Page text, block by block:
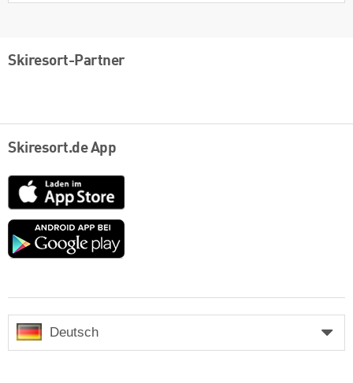
Skiresort-Partner
Skiresort.de App
App
Store
Google
Deutsch